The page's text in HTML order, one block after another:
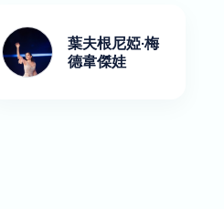
葉夫根尼婭·梅
德韋傑娃